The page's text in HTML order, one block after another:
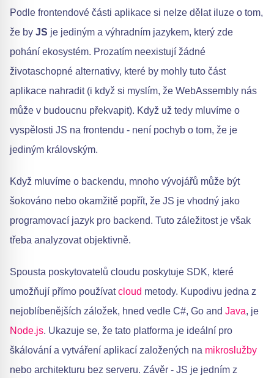
Podle frontendové části aplikace si nelze dělat iluze o tom,
že by JS je jediným a výhradním jazykem, který zde
pohání ekosystém. Prozatím neexistují žádné
životaschopné alternativy, které by mohly tuto část
aplikace nahradit (i když si myslím, že WebAssembly nás
může v budoucnu překvapit). Když už tedy mluvíme o
vyspělosti JS na frontendu - není pochyb o tom, že je
jediným královským.
Když mluvíme o backendu, mnoho vývojářů může být
šokováno nebo okamžitě popřít, že JS je vhodný jako
programovací jazyk pro backend. Tuto záležitost je však
třeba analyzovat objektivně.
Spousta poskytovatelů cloudu poskytuje SDK, které
umožňují přímo používatcloud metody. Kupodivu jedna z
nejoblíbenějších záložek, hned vedle C#, Go and Java, je
Node.js. Ukazuje se, že tato platforma je ideální pro
škálování a vytváření aplikací založených na mikroslužby
nebo architekturu bez serveru. Závěr - JS je jedním z